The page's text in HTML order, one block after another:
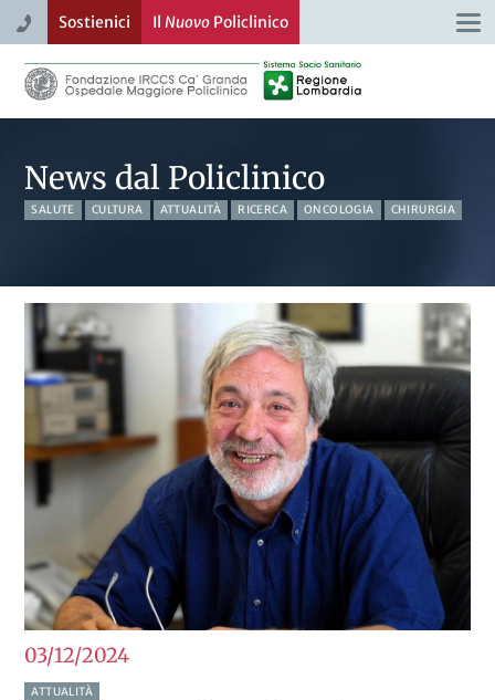
Sostienici Il NuovoPoliclinico
News dal Policlinico
SALUTE CULTURA ATTUALITÀ RICERCA ONCOLOGIA CHIRURGIA
03/122024
ATTUALITÀ